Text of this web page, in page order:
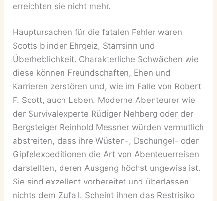
erreichten sie nicht mehr.
Hauptursachen für die fatalen Fehler waren
Scotts blinder Ehrgeiz, Starrsinn und
Überheblichkeit. Charakterliche Schwächen wie
diese können Freundschaften, Ehen und
Karrieren zerstören und, wie im Falle von Robert
F. Scott, auch Leben. Moderne Abenteurer wie
der Survivalexperte Rüdiger Nehberg oder der
Bergsteiger Reinhold Messner würden vermutlich
abstreiten, dass ihre Wüsten-, Dschungel- oder
Gipfelexpeditionen die Art von Abenteuerreisen
darstellten, deren Ausgang höchst ungewiss ist.
Sie sind exzellent vorbereitet und überlassen
nichts dem Zufall. Scheint ihnen das Restrisiko